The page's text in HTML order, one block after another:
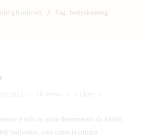
gli articoli Tag: bodyshaming
2021 2K Views 2
Likes
è solo in parte determinato da fattori
così come la cultura